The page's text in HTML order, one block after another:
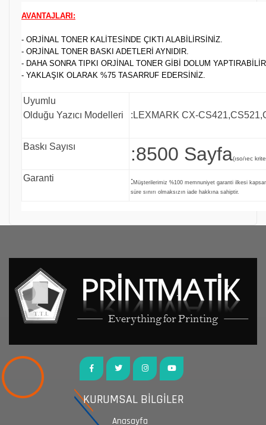
AVANTAJLARI:
- ORJİNAL TONER KALİTESİNDE ÇIKTI ALABİLİRSİNİZ.
- ORJİNAL TONER BASKI ADETLERİ AYNIDIR.
- DAHA SONRA TIPKI ORJİNAL TONER GİBİ DOLUM
- YAKLAŞIK OLARAK %75 TASARRUF EDERSİNİZ.
Uyumlu
Olduğu Yazıcı Modelleri
:LEXMARK CX-
Baskı Sayısı :8500 Sayfa(ıso/ıec
Garanti : Müşterilerimiz %100 memnuniyet garanti ilkesi
süre sınırı olmaksızın iade hakkına sahiptir.
KURUMSAL BİLGİLER
Anasayfa